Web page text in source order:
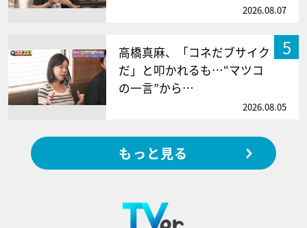
2026.08.07
5
高橋真麻、「コネだブサイク
だ」と叩かれるも…“マツコ
の一言”から…
2026.08.05
もっと見る